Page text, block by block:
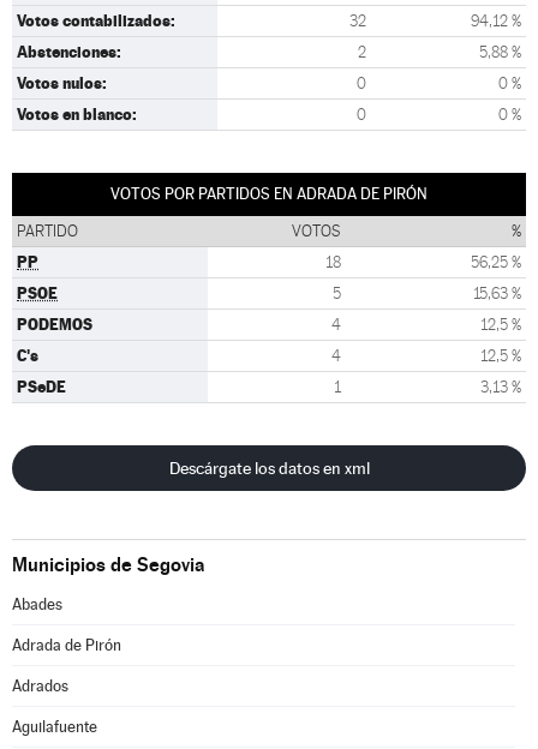
Votos contabilizados: 32 94,12 %
Abstenciones: 2 5,88 %
Votos nulos: 0 0 %
Votos en blanco: 0 0 %
VOTOS POR PARTIDOS EN ADRADA DE PIRÓN
PARTIDO VOTOS %
PP 18 56,25 %
PSOE 5 15,63 %
PODEMOS 4 12,5 %
C's 4 12,5 %
PSeDE 1 3,13 %
Descárgate los datos en xml
Municipios de Segovia
Abades
Adrada de Pirón
Adrados
Aguilafuente